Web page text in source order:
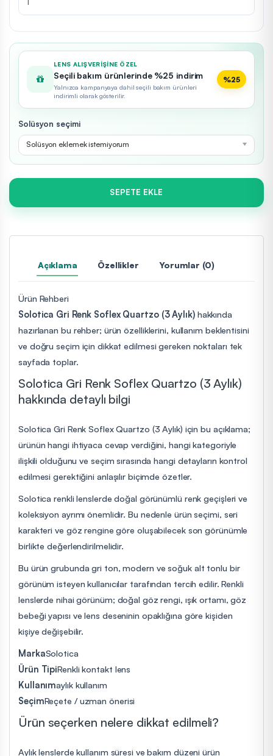
LENS ALIŞVERIŞINE ÖZEL
Seçili bakım ürünlerinde %25 indirim
Yalnızca kampanyaya dahil seçili bakım ürünleri
indirimli olarak gösterilir.
%25
Solüsyon seçimi
Solüsyon eklemek istemiyorum
SEPETE EKLE
Açıklama Özellikler Yorumlar (0)
Ürün Rehberi
Solotica Gri Renk Soflex Quartzo (3 Aylık)hakkında
hazırlanan bu rehber; ürün özelliklerini, kullanım beklentisini
ve doğru seçim için dikkat edilmesi gereken noktaları tek
sayfada toplar.
Solotica Gri Renk Soflex Quartzo (3 Aylık)
hakkında detaylı bilgi
Solotica Gri Renk Soflex Quartzo (3 Aylık) için bu açıklama;
ürünün hangi ihtiyaca cevap verdiğini, hangi kategoriyle
ilişkili olduğunu ve seçim sırasında hangi detayların kontrol
edilmesi gerektiğini anlaşılır biçimde özetler.
Solotica renkli lenslerde doğal görünümlü renk geçişleri ve
koleksiyon ayrımı önemlidir. Bu nedenle ürün seçimi, seri
karakteri ve göz rengine göre oluşabilecek son görünümle
birlikte değerlendirilmelidir.
Bu ürün grubunda gri ton, modern ve soğuk alt tonlu bir
görünüm isteyen kullanıcılar tarafından tercih edilir. Renkli
lenslerde nihai görünüm; doğal göz rengi, ışık ortamı, göz
bebeği yapısı ve lens deseninin opaklığına göre kişiden
kişiye değişebilir.
MarkaSolotica
Ürün TipiRenkli kontakt lens
Kullanımaylık kullanım
SeçimReçete / uzman önerisi
Ürün seçerken nelere dikkat edilmeli?
Aylık lenslerde kullanım süresi ve bakım düzeni ürün